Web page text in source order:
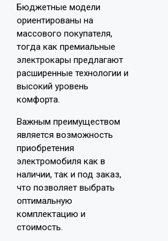
Бюджетные модели
ориентированы на
массового покупателя,
тогда как премиальные
электрокары предлагают
расширенные технологии и
высокий уровень
комфорта.
Важным преимуществом
является возможность
приобретения
электромобиля как в
наличии, так и под заказ,
что позволяет выбрать
оптимальную
комплектацию и
стоимость.